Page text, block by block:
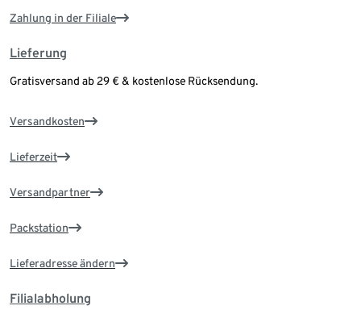
Zahlung in der Filiale
Lieferung
Gratisversand ab 29 € & kostenlose Rücksendung.
Versandkosten
Lieferzeit
Versandpartner
Packstation
Lieferadresse ändern
Filialabholung